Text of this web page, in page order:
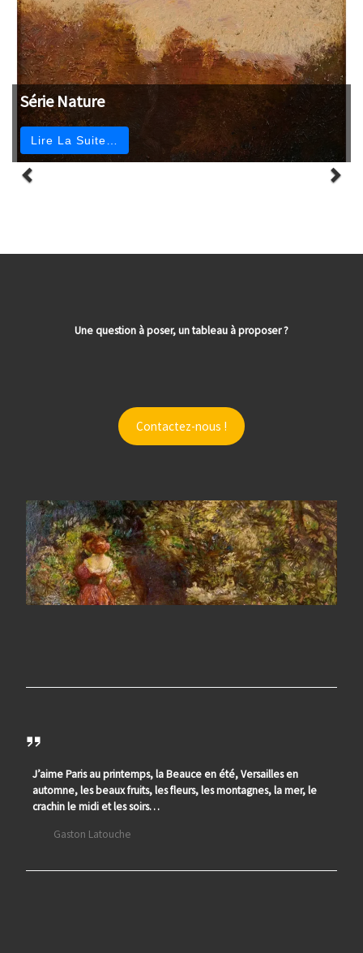
Série Nature
Lire La Suite…
Une question à poser, un tableau à proposer ?
Contactez-nous !
J’aime Paris au printemps, la Beauce en été, Versailles en
automne, les beaux fruits, les fleurs, les montagnes, la mer, le
crachin le midi et les soirs…
Gaston Latouche